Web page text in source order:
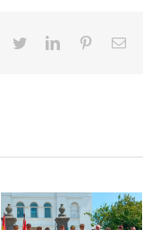
Facebook
TwitterLinkedInPinterest